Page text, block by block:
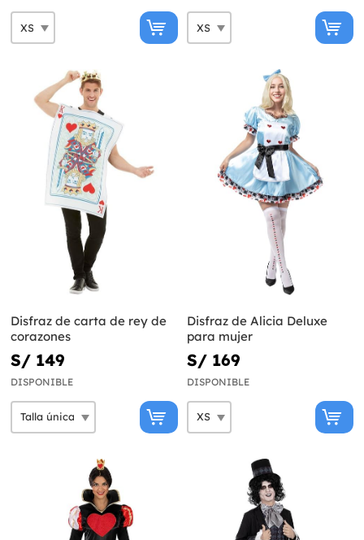
Disfraz de carta de rey de
corazones
S/ 149
DISPONIBLE
Disfraz de Alicia Deluxe
para mujer
S/ 169
DISPONIBLE